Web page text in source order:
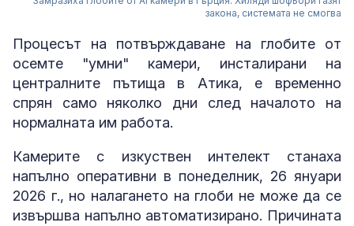
закона, системата не смогва
Процесът на потвърждаване на глобите от
осемте "умни" камери, инсталирани на
централните пътища в Атика, е временно
спрян само няколко дни след началото на
нормалната им работа.
Камерите с изкуствен интелект станаха
напълно оперативни в понеделник, 26 януари
2026 г., но налагането на глоби не може да се
извършва напълно автоматизирано. Причината